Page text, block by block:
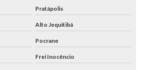
Pratápolis
Alto Jequitibá
Pocrane
Frei Inocêncio